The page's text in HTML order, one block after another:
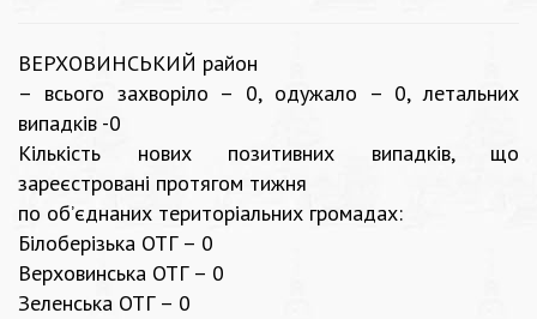
ВЕРХОВИНСЬКИЙ район
– всього захворіло – 0, одужало – 0, летальних
випадків -0
Кількість нових позитивних випадків, що
зареєстровані протягом тижня
по об’єднаних територіальних громадах:
Білоберізька ОТГ – 0
Верховинська ОТГ – 0
Зеленська ОТГ – 0